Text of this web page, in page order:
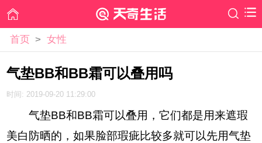
首页 > 女性
气垫BB和BB霜可以叠用吗
时间: 2019-09-20 11:29:00
气垫BB和BB霜可以叠用，它们都是用来遮瑕
美白防晒的，如果脸部瑕疵比较多就可以先用气垫